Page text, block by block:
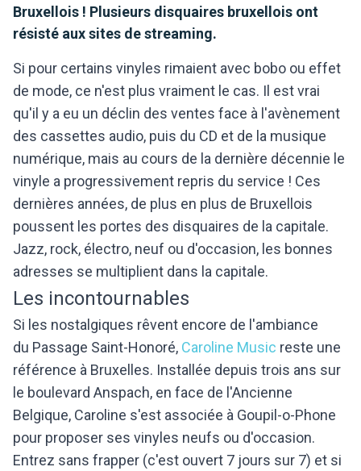
Bruxellois ! Plusieurs disquaires bruxellois ont
résisté aux sites de streaming.
Si pour certains vinyles rimaient avec bobo ou effet
de mode, ce n'est plus vraiment le cas. Il est vrai
qu'il y a eu un déclin des ventes face à l'avènement
des cassettes audio, puis du CD et de la musique
numérique, mais au cours de la dernière décennie le
vinyle a progressivement repris du service ! Ces
dernières années, de plus en plus de Bruxellois
poussent les portes des disquaires de la capitale.
Jazz, rock, électro, neuf ou d'occasion, les bonnes
adresses se multiplient dans la capitale.
Les incontournables
Si les nostalgiques rêvent encore de l'ambiance
du Passage Saint-Honoré, Caroline Music reste une
référence à Bruxelles. Installée depuis trois ans sur
le boulevard Anspach, en face de l'Ancienne
Belgique, Caroline s'est associée à Goupil-o-Phone
pour proposer ses vinyles neufs ou d'occasion.
Entrez sans frapper (c'est ouvert 7 jours sur 7) et si